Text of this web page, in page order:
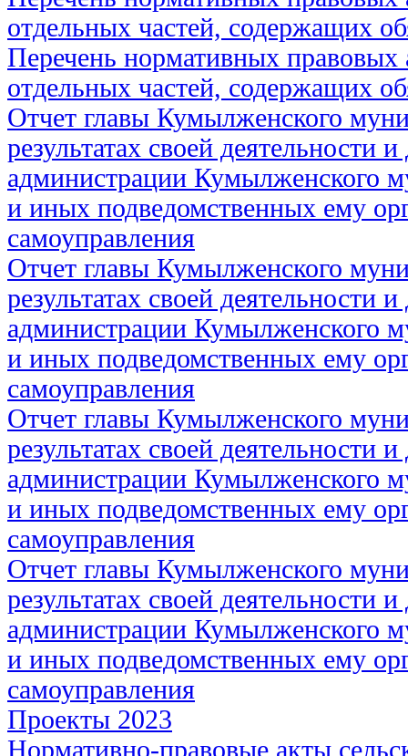
отдельных частей, содержащих
Перечень нормативных правовых
отдельных частей, содержащих
Отчет главы Кумылженского
результатах своей деятельности
администрации Кумылженского
и иных подведомственных ему
самоуправления
Отчет главы Кумылженского
результатах своей деятельности
администрации Кумылженского
и иных подведомственных ему
самоуправления
Отчет главы Кумылженского
результатах своей деятельности
администрации Кумылженского
и иных подведомственных ему
самоуправления
Отчет главы Кумылженского
результатах своей деятельности
администрации Кумылженского
и иных подведомственных ему
самоуправления
Проекты 2023
Нормативно-правовые акты